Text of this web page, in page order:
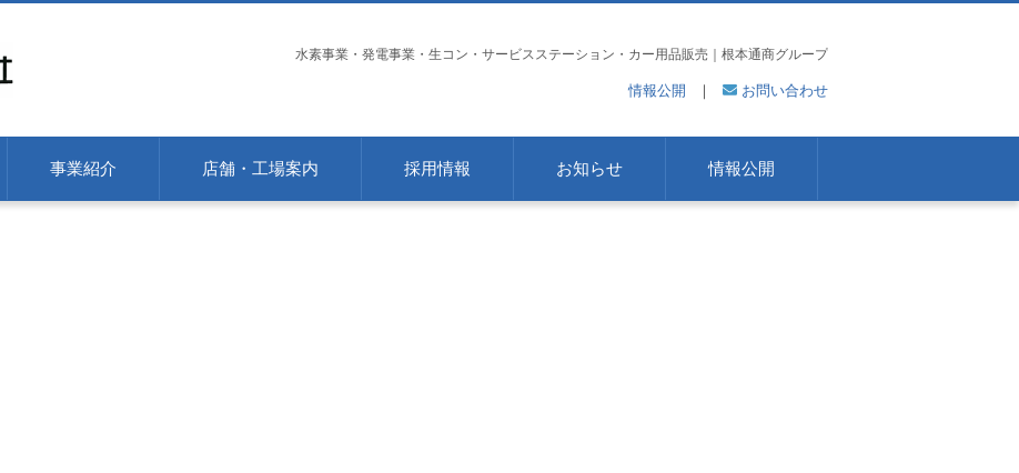
水素事業・発電事業・生コン・サービスステーション・カー用品販売｜根本通商グループ
情報公開 ｜ お問い合わせ
事業紹介 店舗・工場案内 採用情報 お知らせ 情報公開